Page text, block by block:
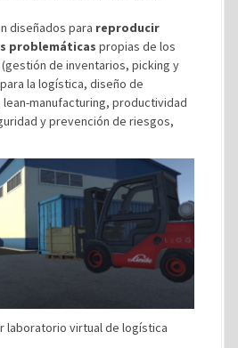
diseñados para reproducir
problemáticas propias de los
de inventarios, picking y
la logística, diseño de
manufacturing, productividad
y prevención de riesgos,
laboratorio virtual de logística